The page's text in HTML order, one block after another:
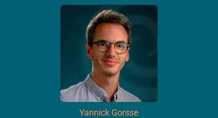
Yannick Gorsse